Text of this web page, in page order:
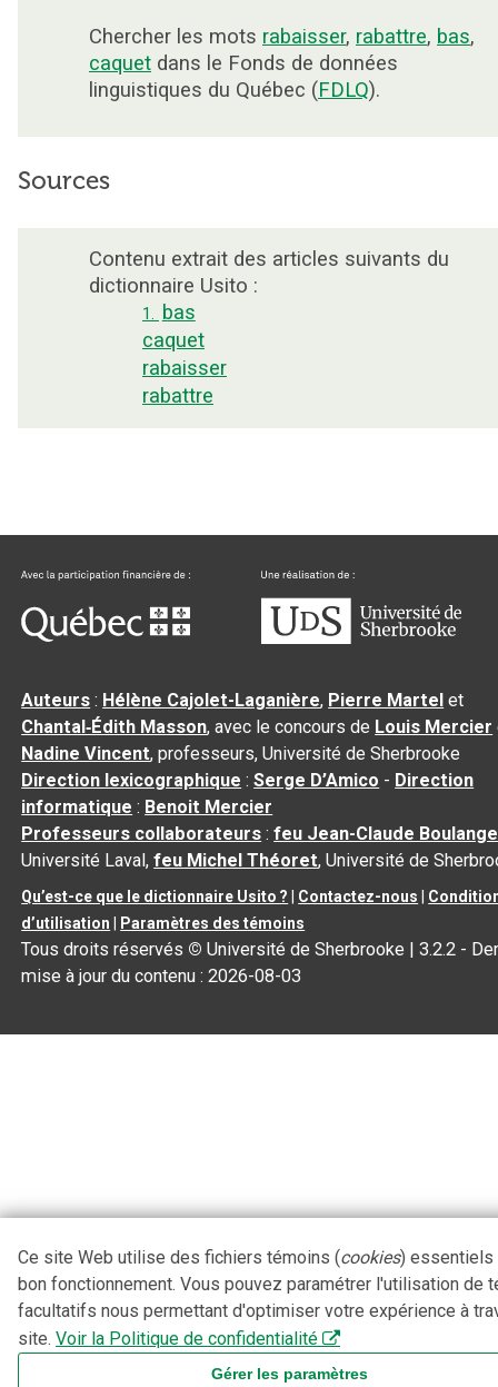
Chercher les mots rabaisser, rabattre, bas,
caquet dans le Fonds de données
linguistiques du Québec (FDLQ).
Sources
Contenu extrait des articles suivants du
dictionnaire Usito :
1. bas
caquet
rabaisser
rabattre
Auteurs : Hélène Cajolet-Laganière, Pierre Martel et
Chantal‑Édith Masson, avec le concours de Louis Mercier
Nadine Vincent, professeurs, Université de Sherbrooke
Direction lexicographique :Serge D’Amico - Direction
informatique : Benoit Mercier
Professeurs collaborateurs :feu Jean-Claude
Université Laval,feu Michel Théoret, Université de
Qu’est-ce que le dictionnaire Usito ? Contactez-nous
d’utilisation
Paramètres des témoins
Tous droits réservés © Université de Sherbrooke |3.2.2 -
mise à jour du contenu :2026-08-03
Ce site Web utilise des fichiers témoins (cookies) essentiels
bon fonctionnement. Vous pouvez paramétrer l'utilisation de
facultatifs nous permettant d'optimiser votre expérience à
site. Voir la Politique de confidentialité
Gérer les paramètres